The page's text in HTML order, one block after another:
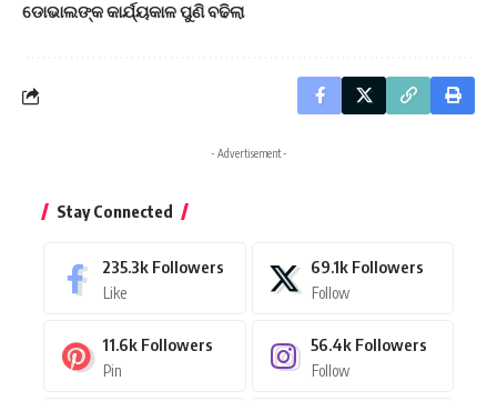
ଡୋଭାଲଙ୍କ କାର୍ଯ୍ୟକାଳ ପୁଣି ବଢିଲା
- Advertisement -
Stay Connected
235.3k Followers
Like
69.1k Followers
Follow
11.6k Followers
Pin
56.4k Followers
Follow